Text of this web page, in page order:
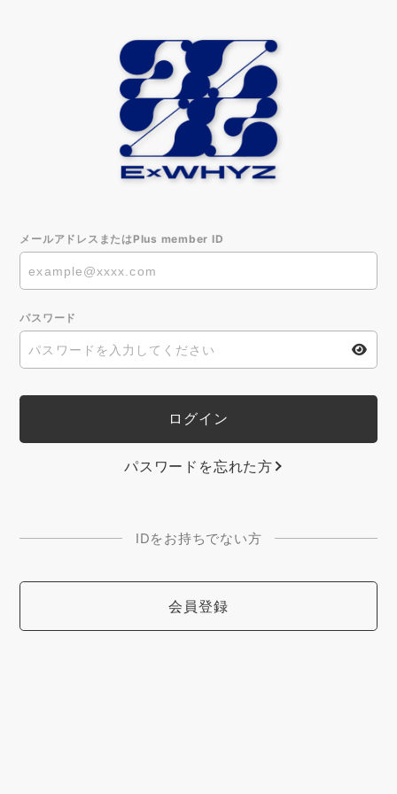
メールアドレスまたはPlus member ID
パスワード
パスワードを忘れた方
IDをお持ちでない方
会員登録